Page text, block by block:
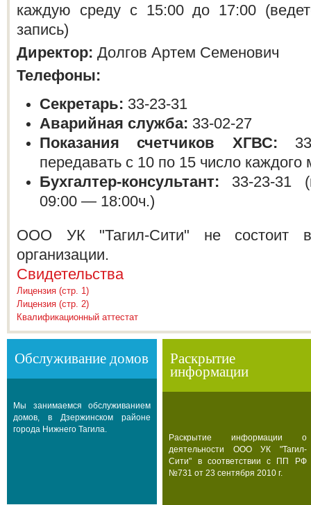
каждую среду с 15:00 до 17:00
запись)
Директор: Долгов Артем Семенович
Телефоны:
Секретарь: 33-23-31
Аварийная служба: 33-02-27
Показания счетчиков ХГВС:
передавать с 10 по 15 число каждого
Бухгалтер-консультант: 33-23-31
09:00 — 18:00ч.)
ООО УК "Тагил-Сити" не состоит в
организации.
Свидетельства
Лицензия (стр. 1)
Лицензия (стр. 2)
Квалификационный аттестат
Обслуживание домов
Мы занимаемся обслуживанием
домов, в Дзержинском районе
города Нижнего Тагила.
Раскрытие
информации
Раскрытие информации о
деятельности ООО УК "Тагил-
Сити" в соответствии с ПП РФ
№731 от 23 сентября 2010 г.